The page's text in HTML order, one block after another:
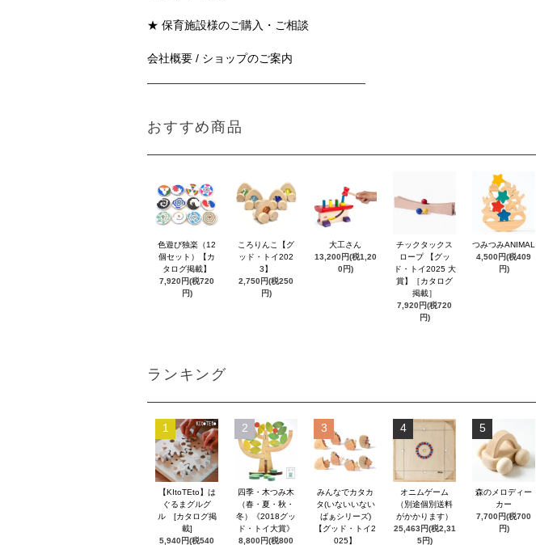
★ 保育施設様のご購入・ご相談
会社概要 / ショップのご案内
おすすめ商品
色遊び独楽（12
個セット）【カ
タログ掲載】
7,920円(税720
円)
ころりんこ【グ
ッド・トイ202
3】
2,750円(税250
円)
大工さん
13,200円(税1,20
0円)
チックタックス
ロープ 【グッ
ド・トイ2025 大
賞】［カタログ
掲載］
7,920円(税720
円)
つみつみANIMAL
4,500円(税409
円)
ランキング
1
【KItoTEto】は
ぐるまグルグ
ル [カタログ掲
載]
5,940円(税540
2
四季・木つみ木
（春・夏・秋・
冬）《2018グッ
ド・トイ大賞》
8,800円(税800
3
みんなでカタカ
タ(いないいない
ばぁシリーズ)
【グッド・トイ2
025】
4
オニムゲーム
（別途個別送料
がかかります）
25,463円(税2,31
5円)
5
森のメロディー
カー
7,700円(税700
円)